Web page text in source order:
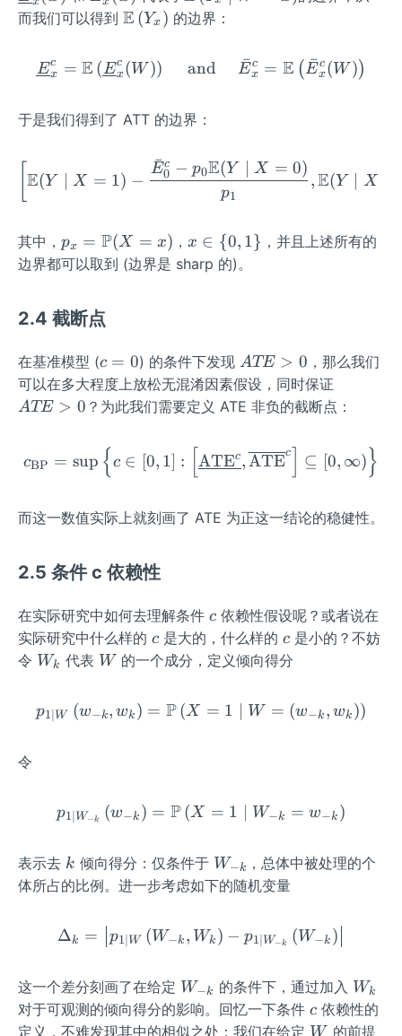
\fra
au-
{p_
d
w}}
0\ri
ght
derl
^
(w)
r
{x}
{c}
ath
\lef
_
\mi
d
\rig
ht)
而我们可以得到 \m
bb
{E}
t(Y
\rig
E (Yx ) 的边界：
Ex
c = E ( Ex
c (W )) and E
ˉ
x
c = E ( E
ˉ
x
c (W ))
于是我们得到了 ATT 的边界：
\left[\mathbb{E}(Y
E(Y ∣ X = 1) −
p1
E
ˉ
0
c − p0E(Y X = 0)
,E(Y ∣ X
其中， p_
{x}
ath
{P}
(X
=x)
px = P(X = x) ，x
\i
x ∈ {0, 1} ，并且上述所有的
边界都可以取到 (边界是 sharp 的)。
2.4 截断点
在基准模型 (c
=
0
c = 0) 的条件下发现 A
T
E
ATE > 0 ，那么我们
可以在多大程度上放松无混淆因素假设，同时保证
T
0
ATE > 0 ？为此我们需要定义 ATE 非负的截断点：
c_{\mathrm{BP}}=\sup
cBP = sup {c ∈ [0, 1] : ATEc,ATEc ⊆ [0, ∞) }
而这一数值实际上就刻画了 ATE 为正这一结论的稳健性。
2.5 条件 c 依赖性
在实际研究中如何去理解条件 c
c 依赖性假设呢？或者说在
实际研究中什么样的 c
c 是大的，什么样的 c
c 是小的？不妨
令 W_
Wk 代表 W
W 的一个成分，定义倾向得分
p_{1 \mid
p1 ∣W (w−k, wk ) = P(X = 1 W = (w−k , wk ))
令
p_{1 \mid W_{-
p1 ∣W−k (w−k ) = P(X = 1 W−k = w−k )
表示去 k
k 倾向得分：仅条件于 W
_
k}
W−k
，总体中被处理的个
体所占的比例。进一步考虑如下的随机变量
\Delta_{k}=\left|p_{1
Δk = p1 W (W−k , Wk ) − p1 ∣W−k (W−k )
这一个差分刻画了在给定 W
_
{-
W−k 的条件下，通过加入 W
_k
Wk
对于可观测的倾向得分的影响。回忆一下条件 c
c 依赖性的
定义，不难发现其中的相似之处：我们在给定 W
W 的前提